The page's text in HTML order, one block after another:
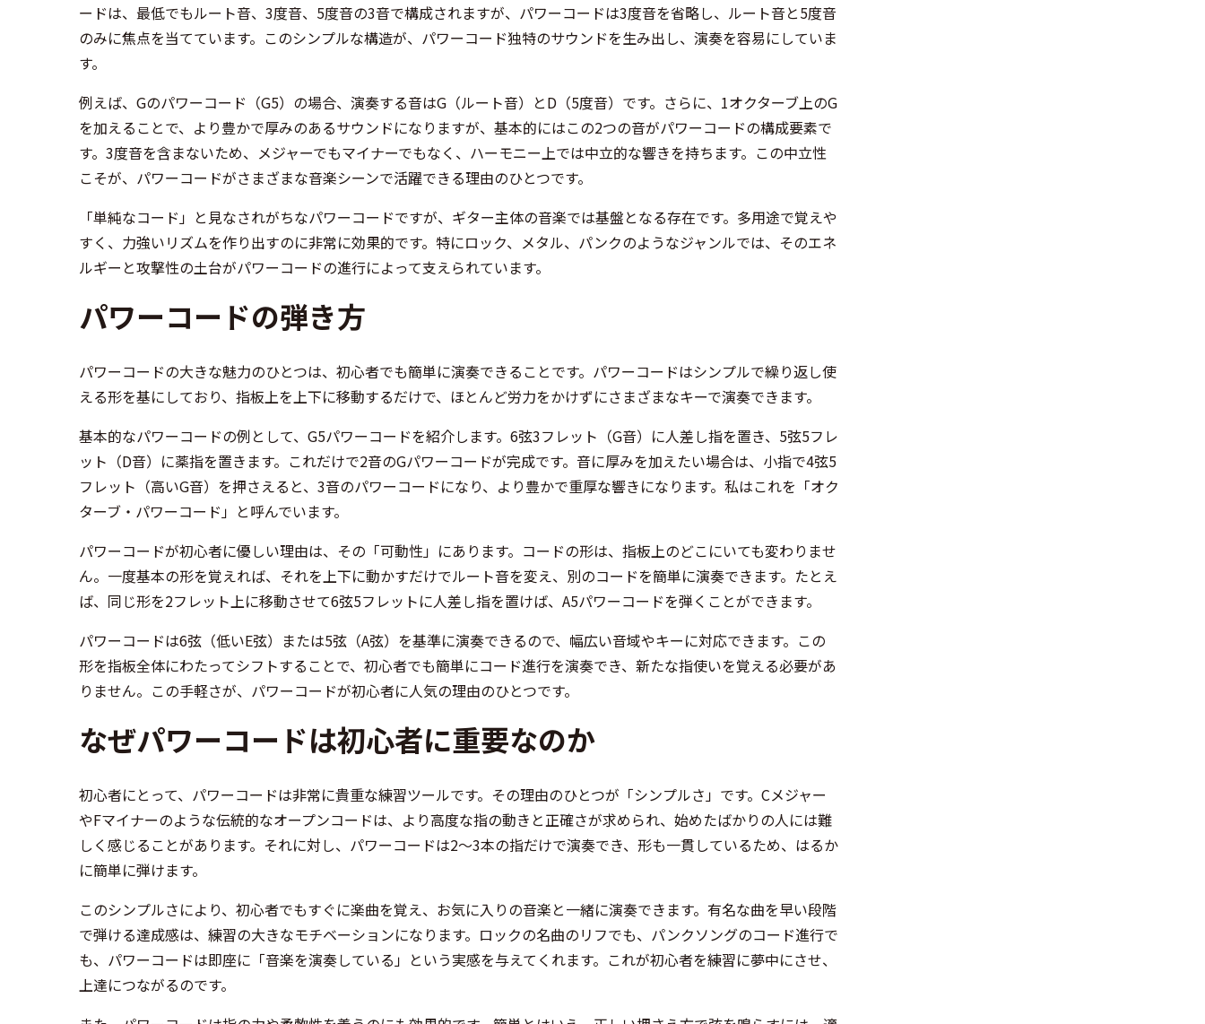
ードは、最低でもルート音、3度音、5度音の3音で構成されますが、パワーコードは3度音を省略し、ルート音と5度音
のみに焦点を当てています。このシンプルな構造が、パワーコード独特のサウンドを生み出し、演奏を容易にしていま
す。
例えば、Gのパワーコード（G5）の場合、演奏する音はG（ルート音）とD（5度音）です。さらに、1オクターブ上のG
を加えることで、より豊かで厚みのあるサウンドになりますが、基本的にはこの2つの音がパワーコードの構成要素で
す。3度音を含まないため、メジャーでもマイナーでもなく、ハーモニー上では中立的な響きを持ちます。この中立性
こそが、パワーコードがさまざまな音楽シーンで活躍できる理由のひとつです。
「単純なコード」と見なされがちなパワーコードですが、ギター主体の音楽では基盤となる存在です。多用途で覚えや
すく、力強いリズムを作り出すのに非常に効果的です。特にロック、メタル、パンクのようなジャンルでは、そのエネ
ルギーと攻撃性の土台がパワーコードの進行によって支えられています。
パワーコードの弾き方
パワーコードの大きな魅力のひとつは、初心者でも簡単に演奏できることです。パワーコードはシンプルで繰り返し使
える形を基にしており、指板上を上下に移動するだけで、ほとんど労力をかけずにさまざまなキーで演奏できます。
基本的なパワーコードの例として、G5パワーコードを紹介します。6弦3フレット（G音）に人差し指を置き、5弦5フレ
ット（D音）に薬指を置きます。これだけで2音のGパワーコードが完成です。音に厚みを加えたい場合は、小指で4弦5
フレット（高いG音）を押さえると、3音のパワーコードになり、より豊かで重厚な響きになります。私はこれを「オク
ターブ・パワーコード」と呼んでいます。
パワーコードが初心者に優しい理由は、その「可動性」にあります。コードの形は、指板上のどこにいても変わりませ
ん。一度基本の形を覚えれば、それを上下に動かすだけでルート音を変え、別のコードを簡単に演奏できます。たとえ
ば、同じ形を2フレット上に移動させて6弦5フレットに人差し指を置けば、A5パワーコードを弾くことができます。
パワーコードは6弦（低いE弦）または5弦（A弦）を基準に演奏できるので、幅広い音域やキーに対応できます。この
形を指板全体にわたってシフトすることで、初心者でも簡単にコード進行を演奏でき、新たな指使いを覚える必要があ
りません。この手軽さが、パワーコードが初心者に人気の理由のひとつです。
なぜパワーコードは初心者に重要なのか
初心者にとって、パワーコードは非常に貴重な練習ツールです。その理由のひとつが「シンプルさ」です。Cメジャー
やFマイナーのような伝統的なオープンコードは、より高度な指の動きと正確さが求められ、始めたばかりの人には難
しく感じることがあります。それに対し、パワーコードは2〜3本の指だけで演奏でき、形も一貫しているため、はるか
に簡単に弾けます。
このシンプルさにより、初心者でもすぐに楽曲を覚え、お気に入りの音楽と一緒に演奏できます。有名な曲を早い段階
で弾ける達成感は、練習の大きなモチベーションになります。ロックの名曲のリフでも、パンクソングのコード進行で
も、パワーコードは即座に「音楽を演奏している」という実感を与えてくれます。これが初心者を練習に夢中にさせ、
上達につながるのです。